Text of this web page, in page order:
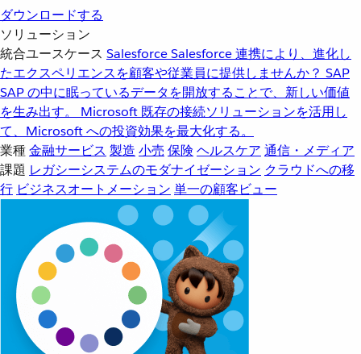
ダウンロードする
ソリューション
統合ユースケース SalesforceSalesforce 連携により、進化し
たエクスペリエンスを顧客や従業員に提供しませんか？ SAP
SAP の中に眠っているデータを開放することで、新しい価値
を生み出す。
Microsoft 既存の接続ソリューションを活用し
て、Microsoft への投資効果を最大化する。
業種金融サービス 製造 小売 保険 ヘルスケア 通信・メディア
課題 レガシーシステムのモダナイゼーション クラウドへの移
行 ビジネスオートメーション 単一の顧客ビュー